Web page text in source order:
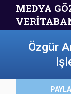
MEDYA
Özgür